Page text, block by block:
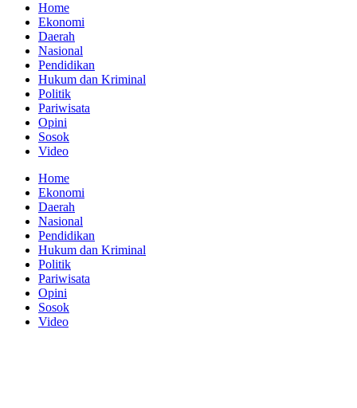
Home
Ekonomi
Daerah
Nasional
Pendidikan
Hukum dan Kriminal
Politik
Pariwisata
Opini
Sosok
Video
Home
Ekonomi
Daerah
Nasional
Pendidikan
Hukum dan Kriminal
Politik
Pariwisata
Opini
Sosok
Video